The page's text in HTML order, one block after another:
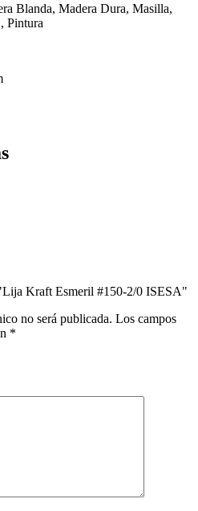
Blanda, Madera Dura, Masilla,
Pintura
Kraft Esmeril #150-2/0 ISESA"
no será publicada. Los campos
*